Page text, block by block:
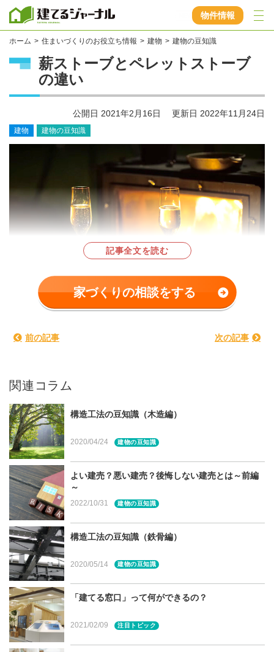
物件情報
ホーム 住まいづくりのお役立ち情報 建物 建物の豆知識
薪ストーブとペレットストーブ
の違い
公開日 2021年2月16日 更新日 2022年11月24日
建物 建物の豆知識
ストーブ。これからの寒い時期、宮城県でも魅力的な設備
ですよね。設置を悩んでいる方に向けて、この2種類がど
う違うのか、それぞれどんな魅力があるのかについてご紹
介いたします。
薪ストーブとは
薪ストーブの魅力
じんわりと体の芯まで温めてくれる
料理が楽しめる
気になる煙も「二次燃焼」でほぼ透明に
ペレットストーブとは
ペレットストーブの魅力
煙突不要で導入がしやすい
燃料の確保と管理がしやすい
自動着火やタイマー着火機能も
記事全文を読む
家づくりの相談をする
前の記事 次の記事
関連コラム
構造工法の豆知識（木造編）
2020/04/24 建物の豆知識
よい建売？悪い建売？後悔しない建売とは～前編
～
2022/10/31 建物の豆知識
構造工法の豆知識（鉄骨編）
2020/05/14 建物の豆知識
「建てる窓口」って何ができるの？
2021/02/09 注目トピック